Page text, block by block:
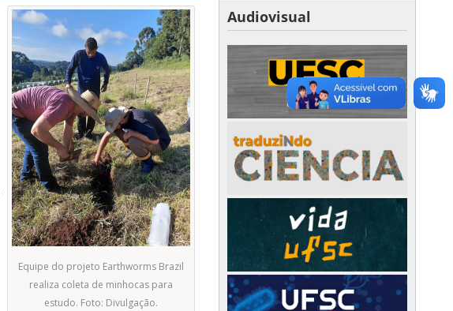
Equipe do projeto Earthworms Brazil
realiza coleta de minhocas para
estudo. Foto: Divulgação.
Audiovisual